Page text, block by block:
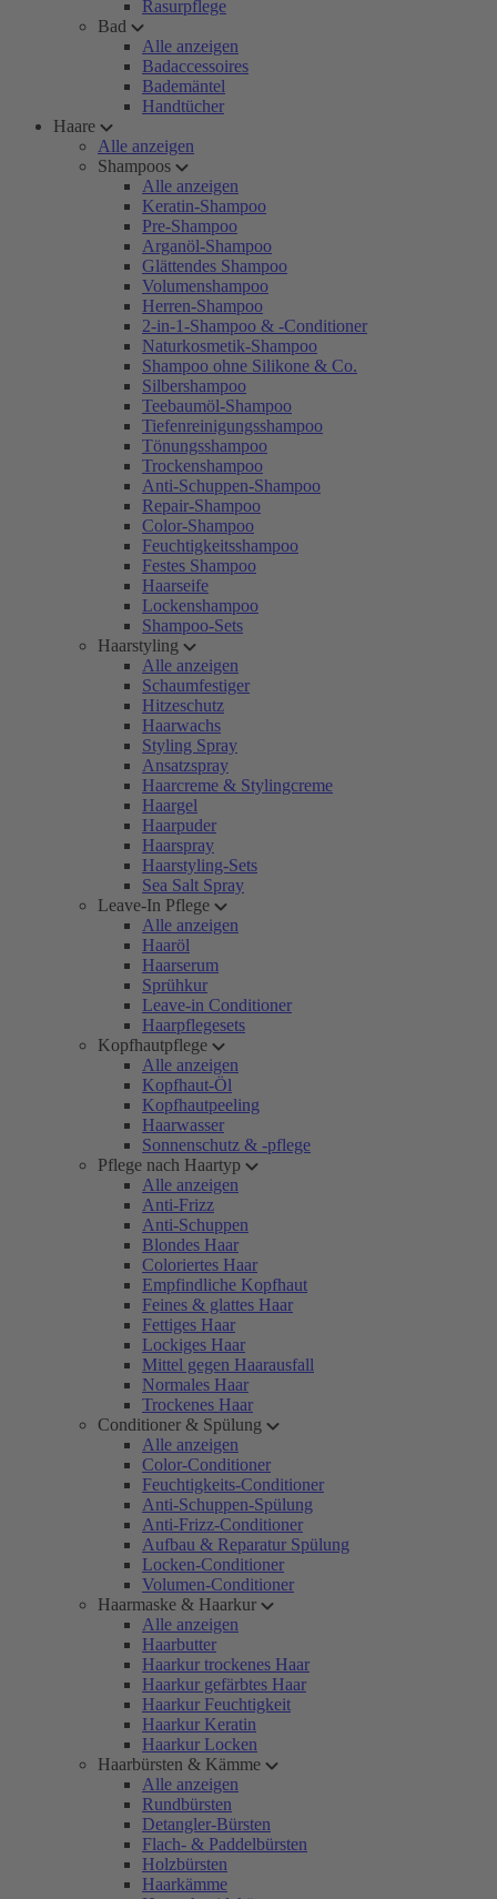
Rasurpflege
Bad
Alle anzeigen
Badaccessoires
Bademäntel
Handtücher
Haare
Alle anzeigen
Shampoos
Alle anzeigen
Keratin-Shampoo
Pre-Shampoo
Arganöl-Shampoo
Glättendes Shampoo
Volumenshampoo
Herren-Shampoo
2-in-1-Shampoo & -Conditioner
Naturkosmetik-Shampoo
Shampoo ohne Silikone & Co.
Silbershampoo
Teebaumöl-Shampoo
Tiefenreinigungsshampoo
Tönungsshampoo
Trockenshampoo
Anti-Schuppen-Shampoo
Repair-Shampoo
Color-Shampoo
Feuchtigkeitsshampoo
Festes Shampoo
Haarseife
Lockenshampoo
Shampoo-Sets
Haarstyling
Alle anzeigen
Schaumfestiger
Hitzeschutz
Haarwachs
Styling Spray
Ansatzspray
Haarcreme & Stylingcreme
Haargel
Haarpuder
Haarspray
Haarstyling-Sets
Sea Salt Spray
Leave-In Pflege
Alle anzeigen
Haaröl
Haarserum
Sprühkur
Leave-in Conditioner
Haarpflegesets
Kopfhautpflege
Alle anzeigen
Kopfhaut-Öl
Kopfhautpeeling
Haarwasser
Sonnenschutz & -pflege
Pflege nach Haartyp
Alle anzeigen
Anti-Frizz
Anti-Schuppen
Blondes Haar
Coloriertes Haar
Empfindliche Kopfhaut
Feines & glattes Haar
Fettiges Haar
Lockiges Haar
Mittel gegen Haarausfall
Normales Haar
Trockenes Haar
Conditioner & Spülung
Alle anzeigen
Color-Conditioner
Feuchtigkeits-Conditioner
Anti-Schuppen-Spülung
Anti-Frizz-Conditioner
Aufbau & Reparatur Spülung
Locken-Conditioner
Volumen-Conditioner
Haarmaske & Haarkur
Alle anzeigen
Haarbutter
Haarkur trockenes Haar
Haarkur gefärbtes Haar
Haarkur Feuchtigkeit
Haarkur Keratin
Haarkur Locken
Haarbürsten & Kämme
Alle anzeigen
Rundbürsten
Detangler-Bürsten
Flach- & Paddelbürsten
Holzbürsten
Haarkämme